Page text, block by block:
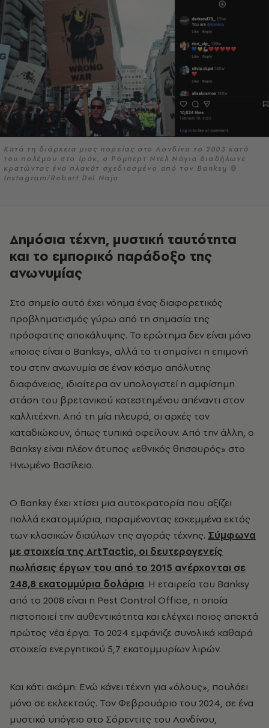
Κατά τη διάρκεια μιας πορείας στο Λονδίνο το 2003 κατά
του πολέμου στο Ιράκ, ο Ρόμπερτ Ντελ Νάγια διαδήλωνε
κρατώντας ένα πλακάτ σχεδιασμένο από τον Banksy ©
Instagram/Robert Del Naja
Δημόσια τέχνη, μυστική ταυτότητα
και το εμπορικό παράδοξο της
ανωνυμίας
Στο σημείο αυτό έχει νόημα ένας διαφορετικός
προβληματισμός γύρω από τη σημασία της
πρόσφατης αποκάλυψης. Το ερώτημα δεν είναι μόνο
«ποιος είναι ο Banksy», αλλά το τι σημαίνει η επιμονή
του στην ανωνυμία σε έναν κόσμο απόλυτης
διαφάνειας, ιδιαίτερα αν υπολογιστεί η αμφίσημη
στάση του βρετανικού κατεστημένου απέναντι στον
καλλιτέχνη. Από τη μία πλευρά, οι αρχές τον
καταδιώκουν, όπως τυπικά οφείλουν. Από την άλλη, ο
Banksy είναι πλέον άτυπος «εθνικός θησαυρός» στο
Ηνωμένο Βασίλειο.
Ο Banksy έχει χτίσει μια αυτοκρατορία που αξίζει
πολλά εκατομμύρια, παραμένοντας εσκεμμένα εκτός
των κλασικών διαύλων της αγοράς τέχνης. Σύμφωνα
με στοιχεία της ArtTactic, οι δευτερογενείς
πωλήσεις έργων του από το 2015 ανέρχονται σε
248,8 εκατομμύρια δολάρια. Η εταιρεία του Banksy
από το 2008 είναι η Pest Control Office, η οποία
πιστοποιεί την αυθεντικότητα και ελέγχει ποιος αποκτά
πρώτος νέα έργα. Το 2024 εμφάνιζε συνολικά καθαρά
στοιχεία ενεργητικού 5,7 εκατομμυρίων λιρών.
Και κάτι ακόμη: Ενώ κάνει τέχνη για «όλους», πουλάει
μόνο σε εκλεκτούς. Τον Φεβρουάριο του 2024, σε ένα
μυστικό υπόγειο στο Σόρεντιτς του Λονδίνου,